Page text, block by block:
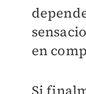
en